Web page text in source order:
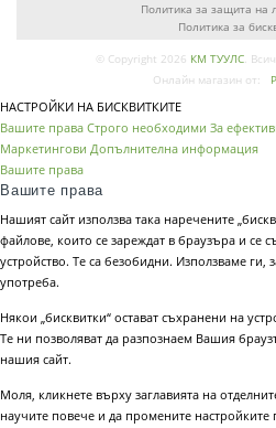
Политика за защита на
Политика за
© Copyright 2026 КМ ТУУЛС .
Онлайн магазин от:
НАСТРОЙКИ НА БИСКВИТКИТЕ
Вашите права Строго необходими За
Маркетингови Допълнителна информация
Вашите права
Вашите права
Нашият сайт използва така наречените
файлове, които се зареждат в браузъра и се
устройство. Те са безобидни. Използваме ги,
употреба.
Някои „бисквитки“ остават съхранени на
Те ни позволяват да разпознаем Вашия
нашия сайт.
Моля, кликнете върху заглавията на
научите повече и да промените настройките